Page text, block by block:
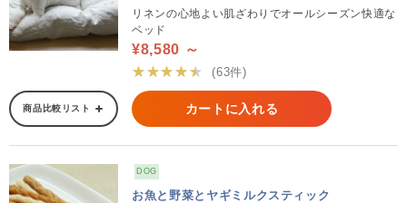
リネンの心地よい肌ざわりでオールシーズン快適な
ベッド
¥8,580 ～
★★★★★
(63件)
商品比較リスト カートに入れる
DOG
お魚と野菜とヤギミルクスティック